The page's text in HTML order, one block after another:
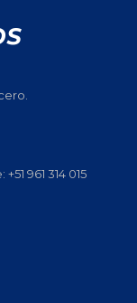
961 314 015